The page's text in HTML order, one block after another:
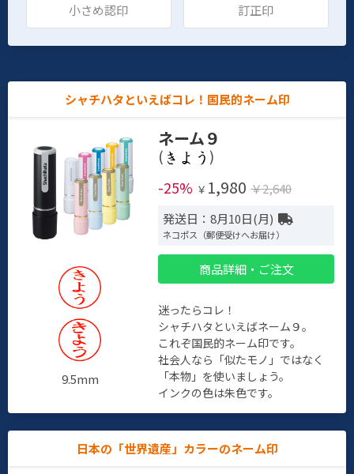
小さめ認印 訂正印
シャチハタといえばコレ！国民的ネーム印
9.5mm
ネーム９
(
)
-25% ￥ 1,980 ￥2,640
発送日：8月10日(月)
ネコポス（郵便受けへお届け）
商品詳細・ご注文
迷ったらコレ！
シャチハタといえばネーム９。
これぞ国民的ネーム印です。
社会人なら「似たモノ」ではなく
「本物」を使いましょう。
インクの色は朱色です。
日本の「世界遺産」カラーのネーム印